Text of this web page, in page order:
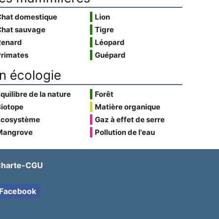
domestique
sauvage
Lion
Tigre
Léopard
Guépard
écologie
de la nature
Forêt
Matière organique
Gaz à effet de serre
Pollution de l'eau
CGU
Facebook